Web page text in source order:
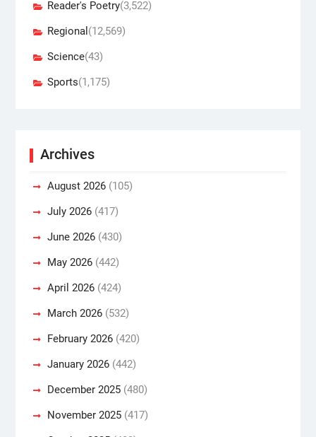
Reader's Poetry(3,522)
Regional (12,569)
Science(43)
Sports(1,175)
Archives
August 2026(105)
July 2026(417)
June 2026(430)
May 2026(442)
April 2026(424)
March 2026(532)
February 2026(420)
January 2026(442)
December 2025(480)
November 2025(417)